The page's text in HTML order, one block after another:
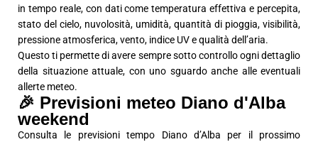
in tempo reale, con dati come temperatura effettiva e percepita,
stato del cielo, nuvolosità, umidità, quantità di pioggia, visibilità,
pressione atmosferica, vento, indice UV e qualità dell’aria.
Questo ti permette di avere sempre sotto controllo ogni dettaglio
della situazione attuale, con uno sguardo anche alle eventuali
allerte meteo.
🎉 Previsioni meteo Diano d'Alba
weekend
Consulta le previsioni tempo Diano d’Alba per il prossimo